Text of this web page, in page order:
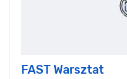
FAST Warsztat